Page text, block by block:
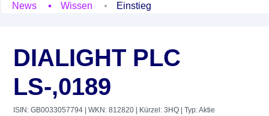
News
Wissen Einstieg
DIALIGHT PLC
LS-,0189
ISIN: GB0033057794 | WKN: 812820 | Kürzel: 3HQ | Typ: Aktie